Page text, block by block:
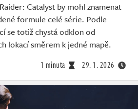
Catalyst by mohl znamenat
formule celé série. Podle
se totiž chystá odklon od
lokací směrem k jedné mapě.
1 minuta 29. 1. 2026